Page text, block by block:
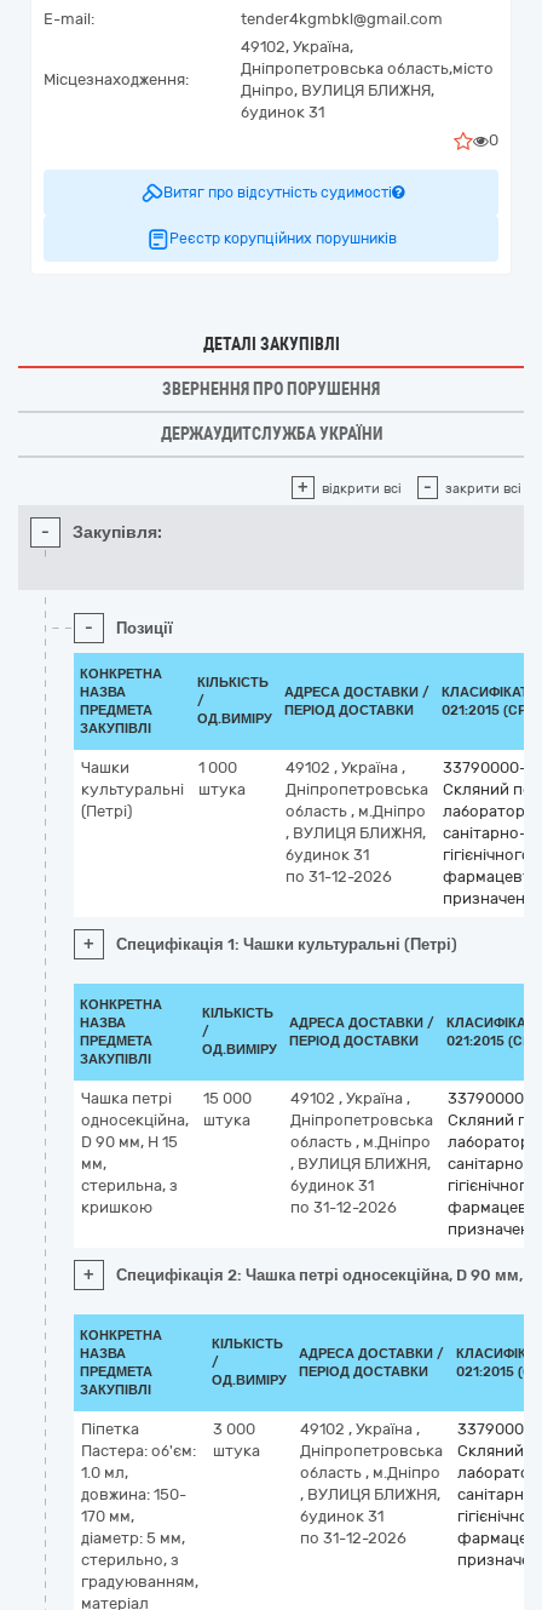
E-mail:
tender4kgmbkl@gmail.com
Місцезнаходження:
49102, Україна,
Дніпропетровська область,місто
Дніпро, ВУЛИЦЯ БЛИЖНЯ,
будинок 31
0
Витяг про відсутність судимості
Реєстр корупційних порушників
ДЕТАЛІ ЗАКУПІВЛІ
ЗВЕРНЕННЯ ПРО ПОРУШЕННЯ
ДЕРЖАУДИТСЛУЖБА УКРАЇНИ
+ відкрити всі - закрити всі
- Закупівля:
- Позиції
КОНКРЕТНА
НАЗВА
ПРЕДМЕТА
ЗАКУПІВЛІ
КІЛЬКІСТЬ
/
ОД.ВИМІРУ
АДРЕСА ДОСТАВКИ /
ПЕРІОД ДОСТАВКИ
021:2015 (CPV)
Чашки
культуральні
(Петрі)
1 000
штука
49102 , Україна ,
Дніпропетровська
область , м.Дніпро
, ВУЛИЦЯ БЛИЖНЯ,
будинок 31
по 31-12-2026
33790000-4
Скляний
санітарно-
гігієнічного
призначення
+ Специфікація 1: Чашки культуральні (Петрі)
КОНКРЕТНА
НАЗВА
ПРЕДМЕТА
ЗАКУПІВЛІ
КІЛЬКІСТЬ
/
ОД.ВИМІРУ
АДРЕСА ДОСТАВКИ /
ПЕРІОД ДОСТАВКИ
021:2015
Чашка петрі
односекційна,
D 90 мм, Н 15
мм,
стерильна, з
кришкою
15 000
штука
49102 , Україна ,
Дніпропетровська
область , м.Дніпро
, ВУЛИЦЯ БЛИЖНЯ,
будинок 31
по 31-12-2026
33790000-4
Скляний
санітарно-
гігієнічного
+ Специфікація 2: Чашка петрі односекційна, D 90 мм,
КОНКРЕТНА
НАЗВА
ПРЕДМЕТА
ЗАКУПІВЛІ
КІЛЬКІСТЬ
/
ОД.ВИМІРУ
АДРЕСА ДОСТАВКИ /
ПЕРІОД ДОСТАВКИ
021:2015
Піпетка
Пастера: об'єм:
1.0 мл,
довжина: 150-
170 мм,
діаметр: 5 мм,
стерильно, з
градуюванням,
матеріал
3 000
штука
49102 , Україна ,
Дніпропетровська
область , м.Дніпро
, ВУЛИЦЯ БЛИЖНЯ,
будинок 31
по 31-12-2026
Скляний
санітарно-